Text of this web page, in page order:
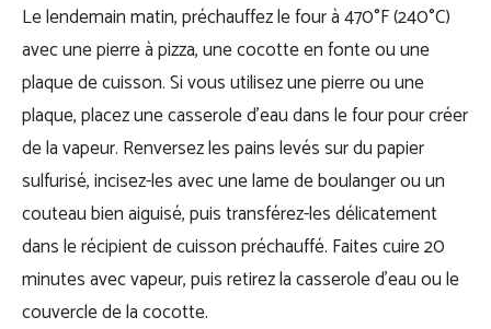
Le lendemain matin, préchauffez le four à 470°F (240°C)
avec une pierre à pizza, une cocotte en fonte ou une
plaque de cuisson. Si vous utilisez une pierre ou une
plaque, placez une casserole d’eau dans le four pour créer
de la vapeur. Renversez les pains levés sur du papier
sulfurisé, incisez-les avec une lame de boulanger ou un
couteau bien aiguisé, puis transférez-les délicatement
dans le récipient de cuisson préchauffé. Faites cuire 20
minutes avec vapeur, puis retirez la casserole d’eau ou le
couvercle de la cocotte.